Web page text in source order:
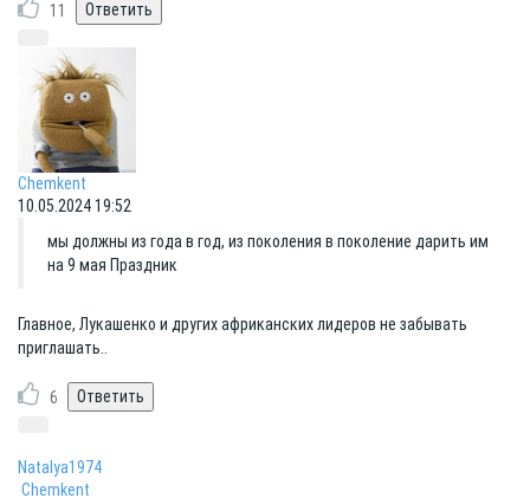
11
Chemkent
10.05.2024 19:52
мы должны из года в год, из поколения в поколение дарить им
на 9 мая Праздник
Главное, Лукашенко и других африканских лидеров не забывать
приглашать..
6
Natalya1974
Chemkent